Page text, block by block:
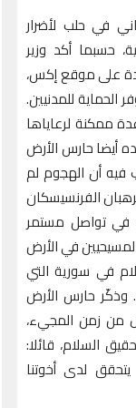
في حلب لأضرار
حسبما أكد وزير
على موقع إكس،
الحماية للمدنيين.
ممكنة لرعاياها
أيضا حارس الأرض
فيه أن الهجوم لم
الفرنسيسكان
في تواصل مستمر
في الأرض
في سورية التي
حارس الأرض
من زمن المجيء،
السلام، قائلا:
لدى أخوتنا